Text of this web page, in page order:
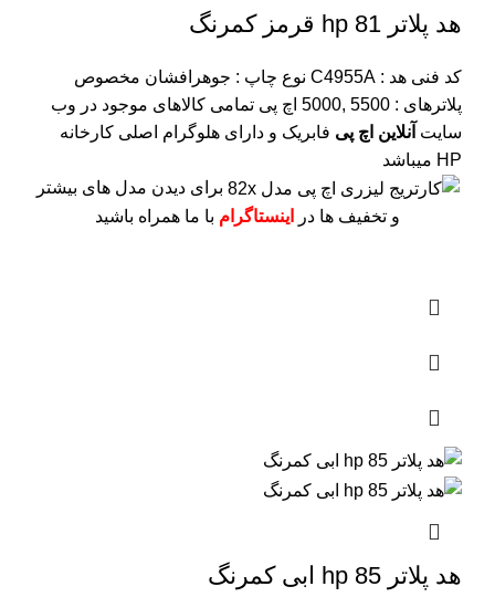
هد پلاتر 81 hp قرمز کمرنگ
کد فنی هد : C4955A نوع چاپ : جوهرافشان مخصوص
پلاترهای : 5500 ,5000 اچ پی
تمامی کالاهای موجود در وب
سایت آنلاین اچ پی فابریک و دارای هلوگرام اصلی کارخانه
HP میباشد
برای دیدن مدل های بیشتر
و تخفیف ها در
اینستاگرام با ما همراه باشید
هد پلاتر 85 hp ابی کمرنگ